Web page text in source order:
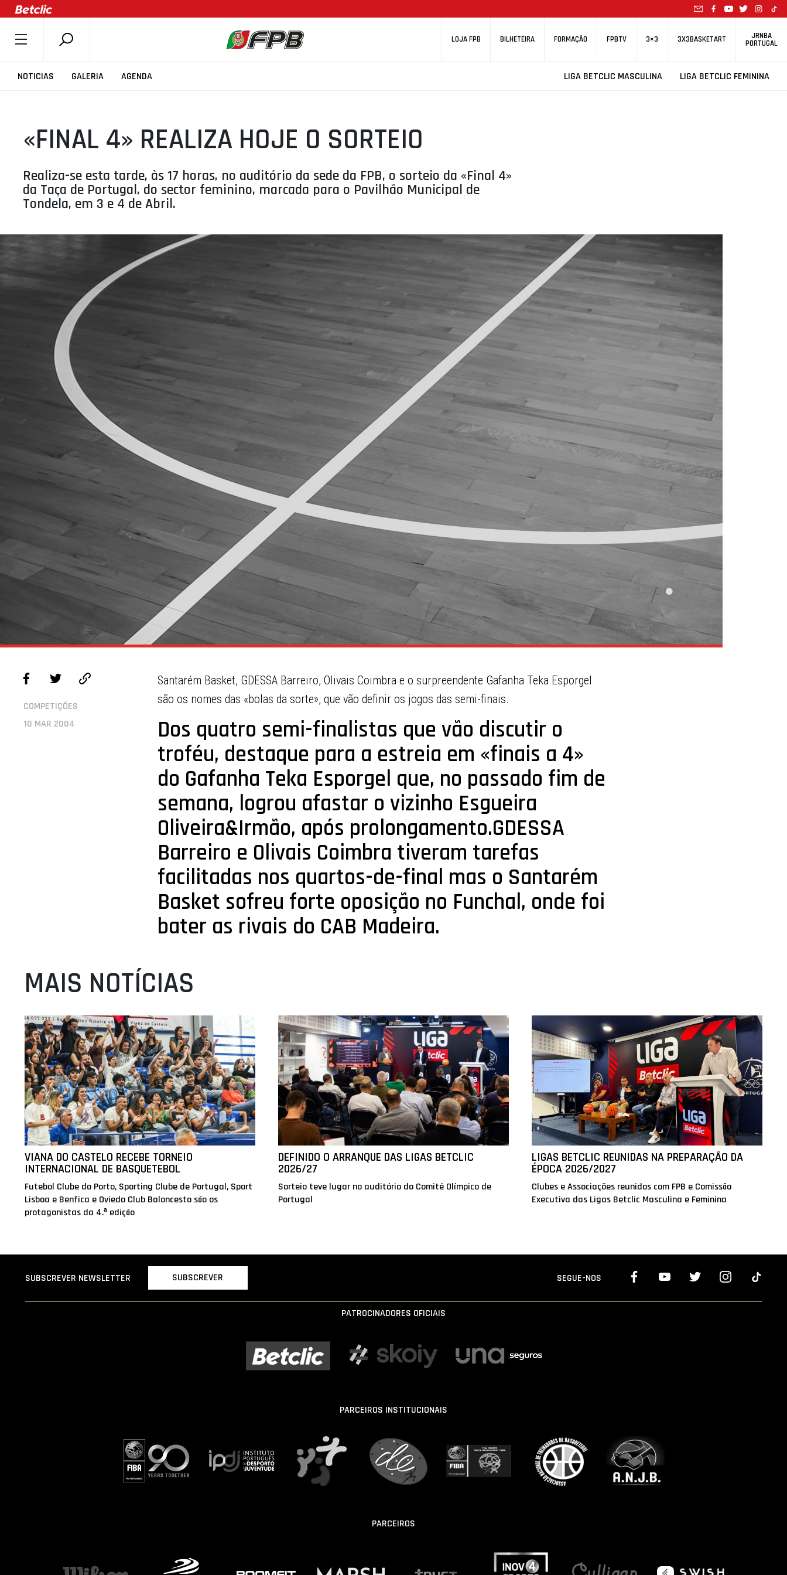
LOJA FPB BILHETEIRA FORMAÇÃO FPBTV 3×3 3X3BASKETART JRNBA
PORTUGAL
NOTICIAS GALERIA AGENDA LIGA BETCLIC MASCULINA LIGA BETCLIC FEMININA
SOBRE A FPB
COMPETIÇÕES
ASSOCIAÇÕES
CLUBES
AGENTES
SELEÇÕES
MINIBASQUETE
ÁREA TÉCNICA
PROJETOS
«FINAL 4» REALIZA HOJE O SORTEIO
Realiza-se esta tarde, às 17 horas, no auditório da sede da FPB, o sorteio da «Final 4»
da Taça de Portugal, do sector feminino, marcada para o Pavilhão Municipal de
Tondela, em 3 e 4 de Abril.
COMPETIÇÕES
10 MAR 2004
Santarém Basket, GDESSA Barreiro, Olivais Coimbra e o surpreendente Gafanha Teka Esporgel
são os nomes das «bolas da sorte», que vão definir os jogos das semi-finais.
Dos quatro semi-finalistas que vão discutir o
troféu, destaque para a estreia em «finais a 4»
do Gafanha Teka Esporgel que, no passado fim de
semana, logrou afastar o vizinho Esgueira
Oliveira&Irmão, após prolongamento.GDESSA
Barreiro e Olivais Coimbra tiveram tarefas
facilitadas nos quartos-de-final mas o Santarém
Basket sofreu forte oposição no Funchal, onde foi
bater as rivais do CAB Madeira.
MAIS NOTÍCIAS
VIANA DO CASTELO RECEBE TORNEIO
INTERNACIONAL DE BASQUETEBOL
Futebol Clube do Porto, Sporting Clube de Portugal, Sport
Lisboa e Benfica e Oviedo Club Baloncesto são os
protagonistas da 4.ª edição
DEFINIDO O ARRANQUE DAS LIGAS BETCLIC
2026/27
Sorteio teve lugar no auditório do Comité Olímpico de
Portugal
LIGAS BETCLIC REUNIDAS NA PREPARAÇÃO DA
ÉPOCA 2026/2027
Clubes e Associações reunidos com FPB e Comissão
Executiva das Ligas Betclic Masculina e Feminina
SUBSCREVER NEWSLETTER SUBSCREVER SEGUE-NOS
PATROCINADORES OFICIAIS
PARCEIROS INSTITUCIONAIS
PARCEIROS